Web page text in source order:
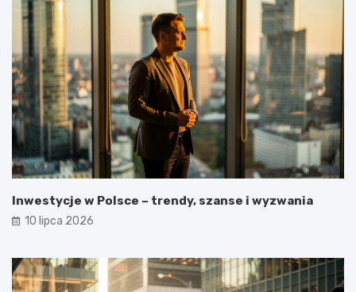
Inwestycje w Polsce – trendy, szanse i wyzwania
10 lipca 2026